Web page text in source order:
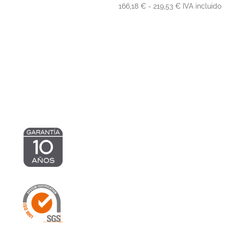
166,18 € - 219,53 €Rango
IVA incluido